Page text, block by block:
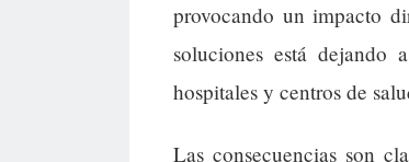
provocando un impacto
soluciones está
hospitales y centros de
Las consecuencias son